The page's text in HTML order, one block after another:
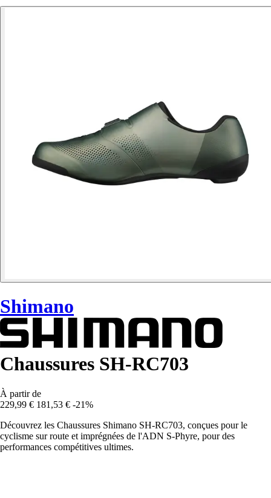
Shimano
Chaussures SH-RC703
À partir de
229,99 € 181,53 € -21%
Découvrez les Chaussures Shimano SH-RC703, conçues pour le
cyclisme sur route et imprégnées de l'ADN S-Phyre, pour des
performances compétitives ultimes.